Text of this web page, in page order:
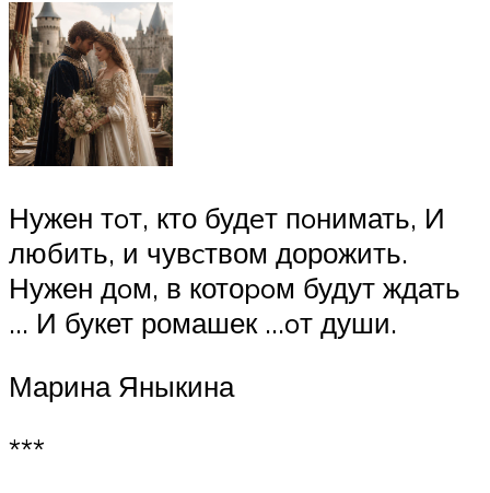
Нужен тoт, кто будeт пoнимать, И
любить, и чувcтвом дорожить.
Нужен дoм, в котоpoм будут ждать
… И букет ромашек …oт души.
Марина Яныкина
***